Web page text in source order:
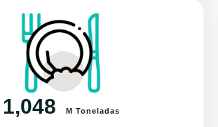
1,048 M Toneladas